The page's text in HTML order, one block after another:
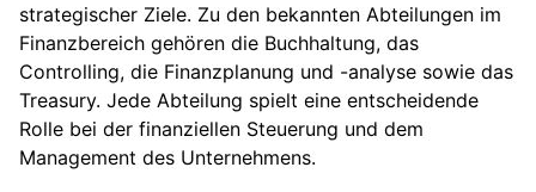
strategischer Ziele. Zu den bekannten Abteilungen im
Finanzbereich gehören die Buchhaltung, das
Controlling, die Finanzplanung und -analyse sowie das
Treasury. Jede Abteilung spielt eine entscheidende
Rolle bei der finanziellen Steuerung und dem
Management des Unternehmens.